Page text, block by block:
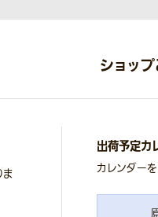
ショッ
ま
出荷予定カ
カレンダー